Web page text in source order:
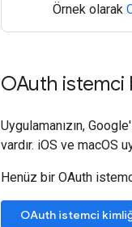
Örnek olarak
OAuth istemci
Uygulamanızın,
vardır. iOS ve macOS
Henüz bir OAuth
OAuth istemci